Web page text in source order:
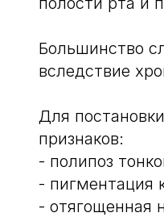
Большинство
вследствие
Для
признаков:
- полипоз
- пигментация
- отягощенная